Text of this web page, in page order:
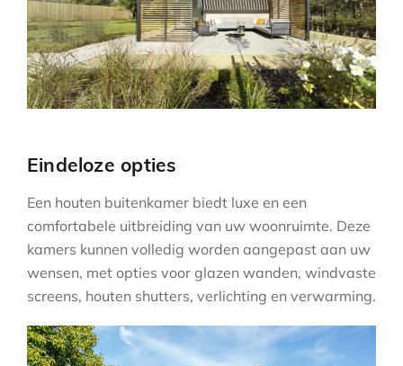
Eindeloze opties
Een houten buitenkamer biedt luxe en een
comfortabele uitbreiding van uw woonruimte. Deze
kamers kunnen volledig worden aangepast aan uw
wensen, met opties voor glazen wanden, windvaste
screens, houten shutters, verlichting en verwarming.